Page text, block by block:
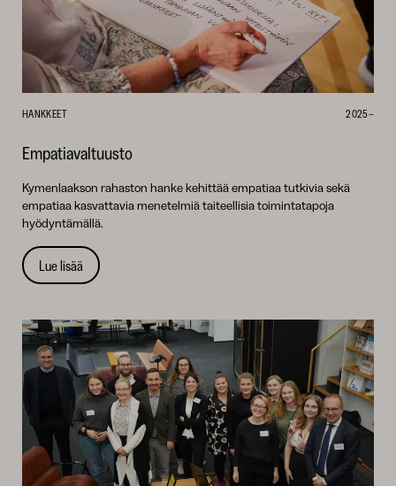
HANKKEET 2025–
Empatiavaltuusto
Kymenlaakson rahaston hanke kehittää empatiaa tutkivia sekä
empatiaa kasvattavia menetelmiä taiteellisia toimintatapoja
hyödyntämällä.
Lue lisää